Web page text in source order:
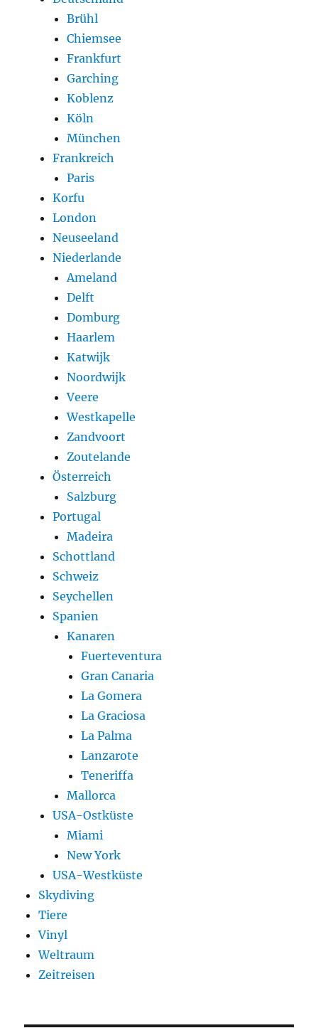
Brühl
Chiemsee
Frankfurt
Garching
Koblenz
Köln
München
Frankreich
Paris
Korfu
London
Neuseeland
Niederlande
Ameland
Delft
Domburg
Haarlem
Katwijk
Noordwijk
Veere
Westkapelle
Zandvoort
Zoutelande
Österreich
Salzburg
Portugal
Madeira
Schottland
Schweiz
Seychellen
Spanien
Kanaren
Fuerteventura
Gran Canaria
La Gomera
La Graciosa
La Palma
Lanzarote
Teneriffa
Mallorca
USA-Ostküste
Miami
New York
USA-Westküste
Skydiving
Tiere
Vinyl
Weltraum
Zeitreisen